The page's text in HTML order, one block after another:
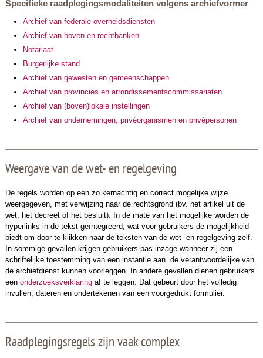
Specifieke raadplegingsmodaliteiten volgens archiefvormer
Archief van federale overheidsdiensten
Archief van hoven en rechtbanken
Notariaat
Burgerlijke stand
Archief van gewesten en gemeenschappen
Archief van provincies en arrondissementscommissariaten
Archief van (boven)lokale instellingen
Archief van ondernemingen, privéorganismen en privépersonen
Weergave van de wet- en regelgeving
De regels worden op een zo kernachtig en correct mogelijke wijze
weergegeven, met verwijzing naar de rechtsgrond (bv. het artikel uit de
wet, het decreet of het besluit). In de mate van het mogelijke worden de
hyperlinks in de tekst geïntegreerd, wat voor gebruikers de mogelijkheid
biedt om door te klikken naar de teksten van de wet- en regelgeving zelf.
In sommige gevallen krijgen gebruikers pas inzage wanneer zij een
schriftelijke toestemming van een instantie aan de verantwoordelijke van
de archiefdienst kunnen voorleggen. In andere gevallen dienen gebruikers
een onderzoeksverklaringaf te leggen. Dat gebeurt door het volledig
invullen, dateren en ondertekenen van een voorgedrukt formulier.
Raadplegingsregels zijn vaak complex